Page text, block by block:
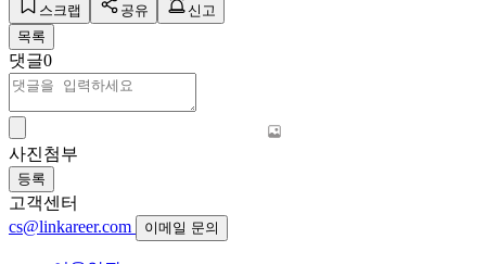
스크랩 공유
신고
목록
댓글0
사진첨부
등록
고객센터
cs@linkareer.com
이메일 문의